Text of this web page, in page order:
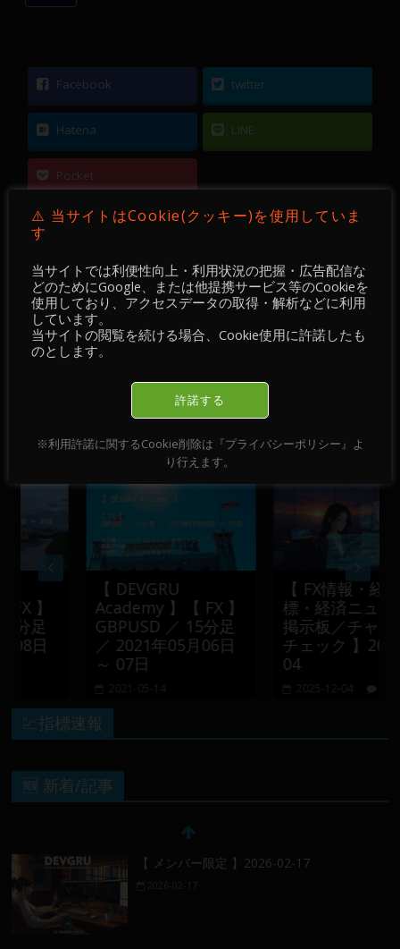
Facebook twitter
Hatena LINE
Pocket
←【 FX ／ チャート・チェック 】2021-06-29 ／
GBPUSD・GBPJPY ＋
【 FX 】 GBPJPY ／ 15分足 ／ 2021年06月18日
おすすめ記事
【 DEVGRU
Academy 】【 FX 】
GBPUSD ／ 15分足
／ 2021年05月06日
～ 07日
2021-05-14
【 FX情報・経済指
標・経済ニュース・
掲示板／チャート・
チェック 】2025-12-
2025-12-04 0
💹指標速報
🆕 新着/記事
【 メンバー限定 】2026-02-17
⚠️ 当サイトはCookie(クッキー)を使用していま
す
当サイトでは利便性向上・利用状況の把握・広告配信な
どのためにGoogle、または他提携サービス等のCookieを
使用しており、アクセスデータの取得・解析などに利用
しています。
当サイトの閲覧を続ける場合、Cookie使用に許諾したも
のとします。
許諾する
※利用許諾に関するCookie削除は『プライバシーポリシー』よ
り行えます。